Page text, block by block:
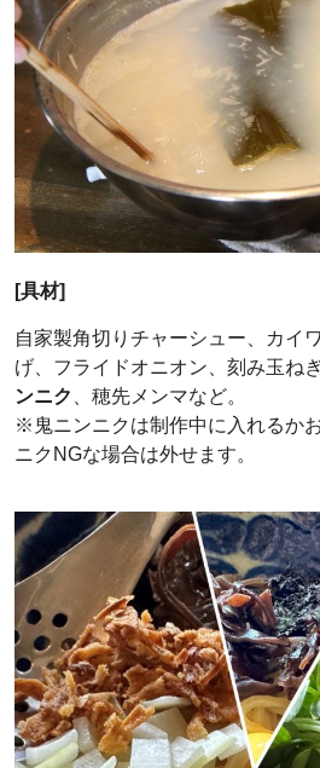
[具材]
自家製角切りチャーシュー、カイ
げ、フライドオニオン、刻み玉ね
ンニク
、穂先メンマなど。
※鬼ニンニクは制作中に入れるか
ニクNGな場合は外せます。